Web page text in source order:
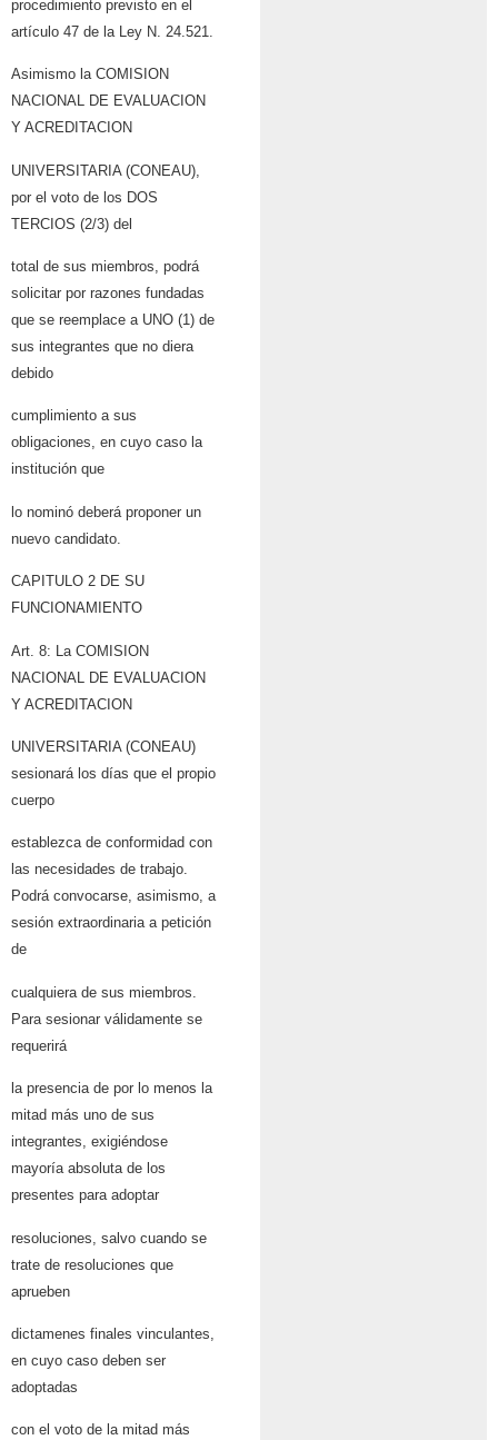
procedimiento previsto en el
artículo 47 de la Ley N. 24.521.
Asimismo la COMISION
NACIONAL DE EVALUACION
Y ACREDITACION
UNIVERSITARIA (CONEAU),
por el voto de los DOS
TERCIOS (2/3) del
total de sus miembros, podrá
solicitar por razones fundadas
que se reemplace a UNO (1) de
sus integrantes que no diera
debido
cumplimiento a sus
obligaciones, en cuyo caso la
institución que
lo nominó deberá proponer un
nuevo candidato.
CAPITULO 2 DE SU
FUNCIONAMIENTO
Art. 8: La COMISION
NACIONAL DE EVALUACION
Y ACREDITACION
UNIVERSITARIA (CONEAU)
sesionará los días que el propio
cuerpo
establezca de conformidad con
las necesidades de trabajo.
Podrá convocarse, asimismo, a
sesión extraordinaria a petición
de
cualquiera de sus miembros.
Para sesionar válidamente se
requerirá
la presencia de por lo menos la
mitad más uno de sus
integrantes, exigiéndose
mayoría absoluta de los
presentes para adoptar
resoluciones, salvo cuando se
trate de resoluciones que
aprueben
dictamenes finales vinculantes,
en cuyo caso deben ser
adoptadas
con el voto de la mitad más